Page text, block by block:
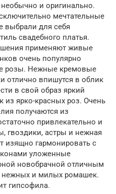
и оригинально.
мечтательные
выбрали для себя
свадебного платья.
применяют живые
очень популярно
розы. Нежные кремовые
отлично впишутся в облик
в свой образ яркий
из ярко-красных роз. Очень
получаются из
привлекательно и
гвоздики, астры и нежная
изящно гармонировать с
уложенные
новобрачной отличным
нежных и милых ромашек.
гипсофила.